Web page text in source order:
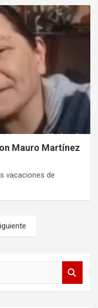
Mauro Martínez
vacaciones de